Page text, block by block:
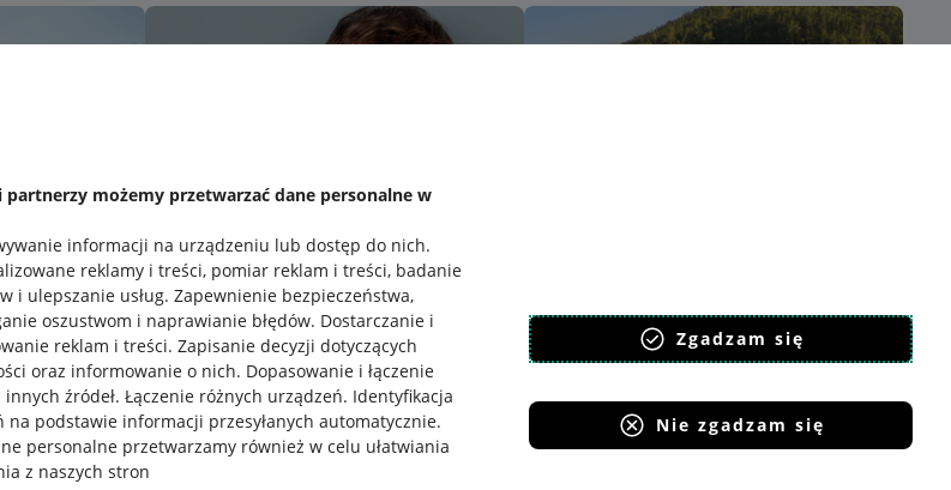
partnerzy możemy przetwarzać dane personalne w
informacji na urządzeniu lub dostęp do nich.
reklamy i treści, pomiar reklam i treści, badanie
i ulepszanie usług. Zapewnienie bezpieczeństwa,
oszustwom i naprawianie błędów. Dostarczanie i
reklam i treści. Zapisanie decyzji dotyczących
oraz informowanie o nich. Dopasowanie i łączenie
źródeł. Łączenie różnych urządzeń. Identyfikacja
na podstawie informacji przesyłanych automatycznie.
personalne przetwarzamy również w celu ułatwiania
z naszych stron
Zgadzam się
Nie zgadzam się
Pobierz aplikację